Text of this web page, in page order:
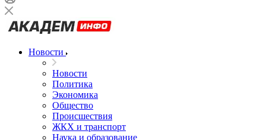
Новости
Новости
Политика
Экономика
Общество
Происшествия
ЖКХ и транспорт
Наука и образование